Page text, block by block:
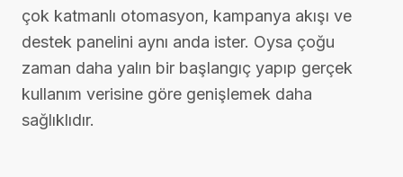
çok katmanlı otomasyon, kampanya akışı ve
destek panelini aynı anda ister. Oysa çoğu
zaman daha yalın bir başlangıç yapıp gerçek
kullanım verisine göre genişlemek daha
sağlıklıdır.